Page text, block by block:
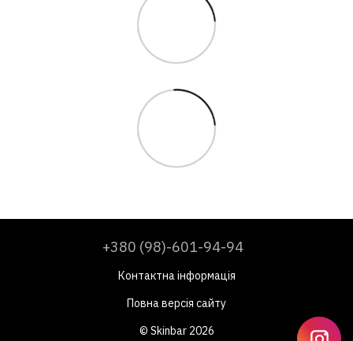
+380 (98)-601-94-94
Контактна інформація
Повна версія сайту
© Skinbar 2026